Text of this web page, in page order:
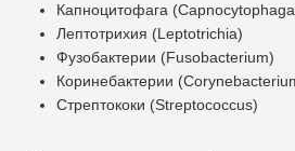
Капноцитофага
Лептотрихия (Leptotrichia)
Фузобактерии (Fusobacterium)
Коринебактерии
Стрептококи (Streptococcus)